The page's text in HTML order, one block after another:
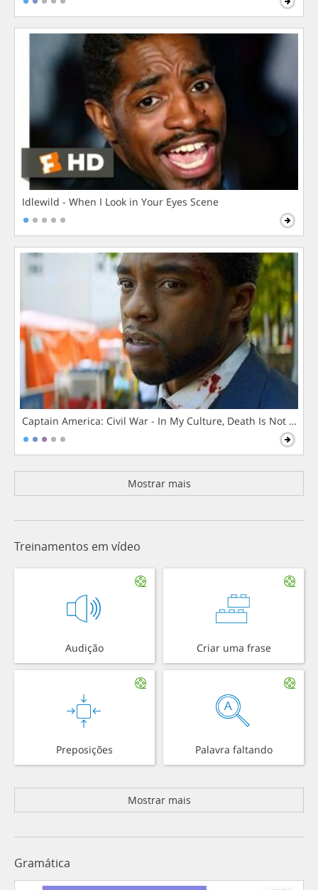
Idlewild - When I Look in Your Eyes Scene
Captain America: Civil War - In My Culture, Death Is Not The
Mostrar mais
Treinamentos em vídeo
Audição Criar uma frase
Preposições Palavra faltando
Mostrar mais
Gramática